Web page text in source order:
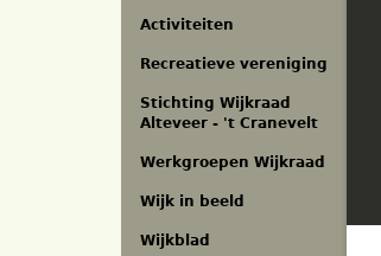
Activiteiten
Recreatieve vereniging
Stichting Wijkraad
Alteveer - 't Cranevelt
Werkgroepen Wijkraad
Wijk in beeld
Wijkblad